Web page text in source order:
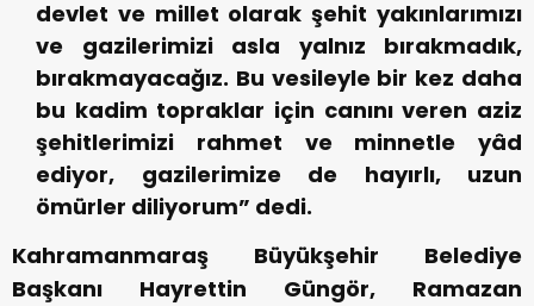
devlet ve millet olarak şehit yakınlarımızı
ve gazilerimizi asla yalnız bırakmadık,
bırakmayacağız. Bu vesileyle bir kez daha
bu kadim topraklar için canını veren aziz
şehitlerimizi rahmet ve minnetle yâd
ediyor, gazilerimize de hayırlı, uzun
ömürler diliyorum” dedi.
Kahramanmaraş Büyükşehir Belediye
Başkanı Hayrettin Güngör, Ramazan